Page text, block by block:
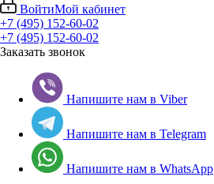
ВойтиМой кабинет
+7 (495) 152-60-02
+7 (495) 152-60-02
Заказать звонок
Напишите нам в Viber
Напишите нам в Telegram
Напишите нам в WhatsApp